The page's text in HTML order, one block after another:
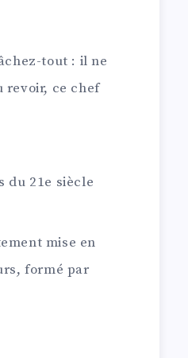
tout : il ne
revoir, ce chef
du 21e siècle
mise en
formé par